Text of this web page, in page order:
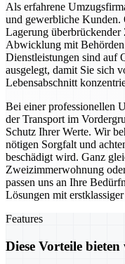
Als erfahrene
und gewerbliche Kunden.
Lagerung
Abwicklung mit
Dienstleistungen sind auf
ausgelegt, damit Sie sich
Lebensabschnitt
Bei einer professionellen
der Transport im
Schutz Ihrer Werte. Wir
nötigen Sorgfalt und
beschädigt wird. Ganz
Zweizimmerwohnung
passen uns an Ihre
Lösungen mit
Features
Diese Vorteile